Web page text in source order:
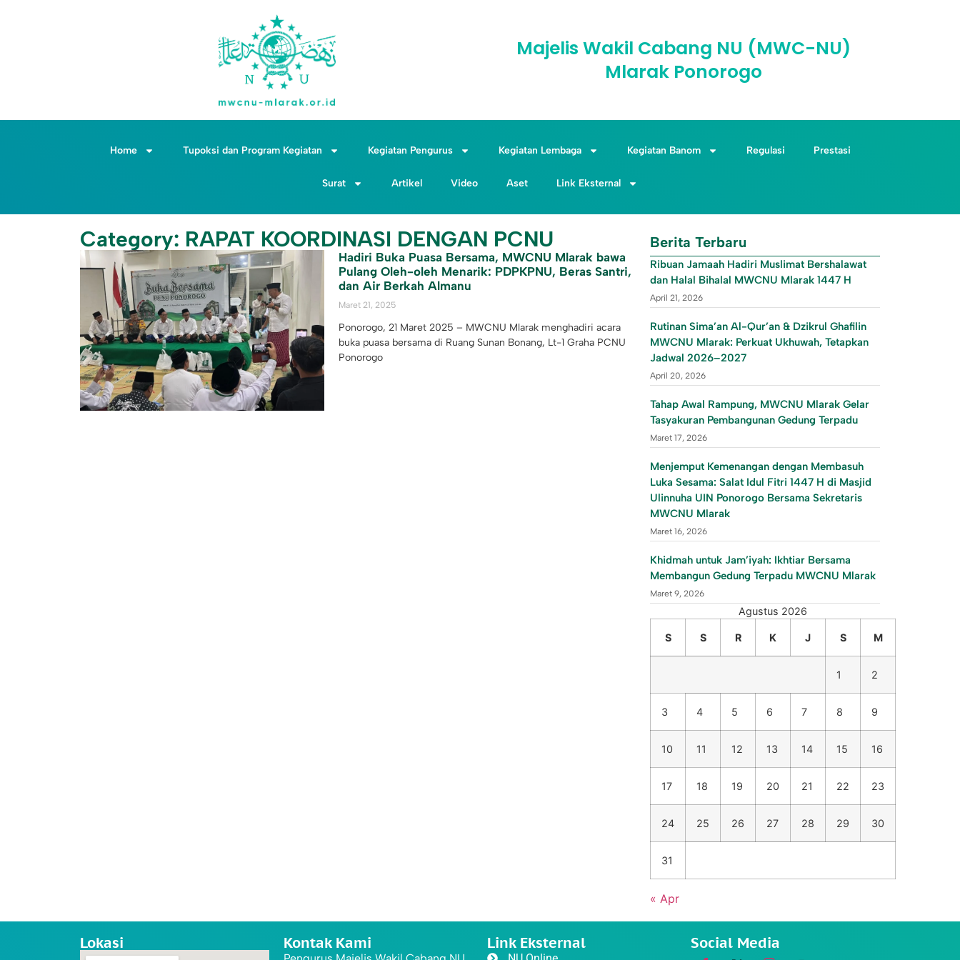
Majelis Wakil Cabang NU (MWC-NU)
Mlarak Ponorogo
Home Tupoksi dan Program Kegiatan Kegiatan Pengurus Kegiatan Lembaga Kegiatan Banom Regulasi Prestasi
Surat Artikel Video Aset Link Eksternal
Category: RAPAT KOORDINASI DENGAN PCNU
Hadiri Buka Puasa Bersama, MWCNU Mlarak bawa
Pulang Oleh-oleh Menarik: PDPKPNU, Beras Santri,
dan Air Berkah Almanu
Maret 21, 2025
Ponorogo, 21 Maret 2025 – MWCNU Mlarak menghadiri acara
buka puasa bersama di Ruang Sunan Bonang, Lt-1 Graha PCNU
Ponorogo
Berita Terbaru
Ribuan Jamaah Hadiri Muslimat Bershalawat
dan Halal Bihalal MWCNU Mlarak 1447 H
April 21, 2026
Rutinan Sima’an Al-Qur’an & Dzikrul Ghafilin
MWCNU Mlarak: Perkuat Ukhuwah, Tetapkan
Jadwal 2026–2027
April 20, 2026
Tahap Awal Rampung, MWCNU Mlarak Gelar
Tasyakuran Pembangunan Gedung Terpadu
Maret 17, 2026
Menjemput Kemenangan dengan Membasuh
Luka Sesama: Salat Idul Fitri 1447 H di Masjid
Ulinnuha UIN Ponorogo Bersama Sekretaris
MWCNU Mlarak
Maret 16, 2026
Khidmah untuk Jam’iyah: Ikhtiar Bersama
Membangun Gedung Terpadu MWCNU Mlarak
Maret 9, 2026
Agustus 2026
S S R K J S M
1 2
3 4 5 6 7 8 9
10 11 12 13 14 15 16
17 18 19 20 21 22 23
24 25 26 27 28 29 30
31
« Apr
Lokasi Kontak Kami Link Eksternal Social Media